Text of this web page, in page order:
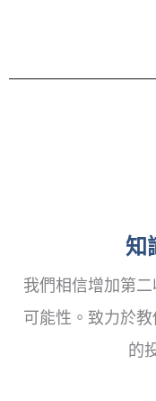
知
我們相信增加第
可能性。致力於
的